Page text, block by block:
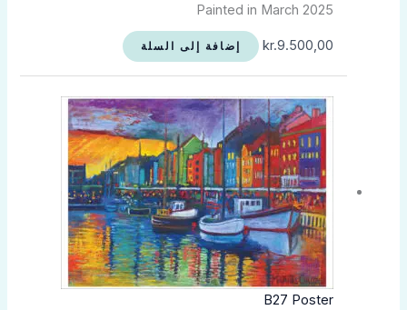
Painted in March 2025
kr.9.500,00 إضافة إلى السلة
B27 Poster
السعر:
من
⁦kr.140,00⁩
خلال
⁦kr.350,00⁩
العديد
من
الأشكال
المختلفة
لهذا
المنتج.
يمكن
اختيار
الخيارات